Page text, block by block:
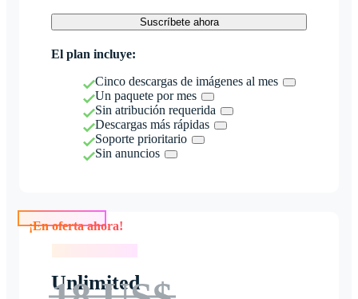
Suscríbete ahora
El plan incluye:
Cinco descargas de imágenes al mes
Un paquete por mes
Sin atribución requerida
Descargas más rápidas
Soporte prioritario
Sin anuncios
Unlimited